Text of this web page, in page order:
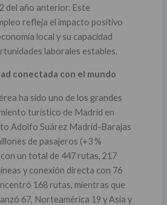
del año anterior. Este
refleja el impacto positivo
local y su capacidad
laborales estables.
conectada con el mundo
ha sido uno de los grandes
turístico de Madrid en
Adolfo Suárez Madrid-Barajas
de pasajeros (+3 %
un total de 447 rutas, 217
y conexión directa con 76
168 rutas, mientras que
67, Norteamérica 19 y Asia y